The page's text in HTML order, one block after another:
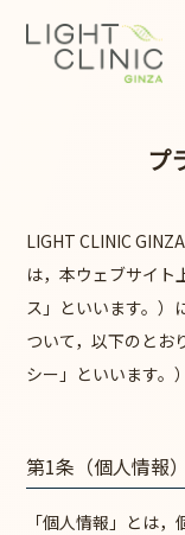
プ
LIGHT CLINIC
は，本ウェブサイト
ス」といいます。）
ついて，以下のとお
シー」といいます。
第1条（個人情報）
「個人情報」とは